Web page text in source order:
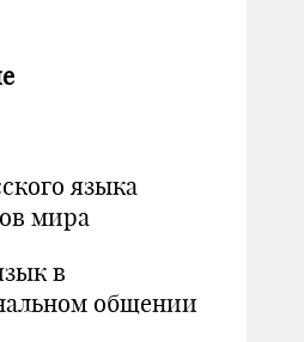
языка
мира
в
общении